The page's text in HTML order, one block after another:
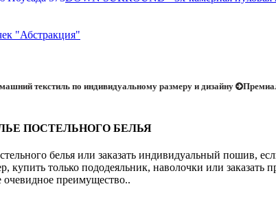
"Абстракция"
текстиль по индивидуальному размеру и дизайну
ПОСТЕЛЬНОГО БЕЛЬЯ
белья или заказать индивидуальный пошив,
только пододеяльник, наволочки или
очевидное преимущество..